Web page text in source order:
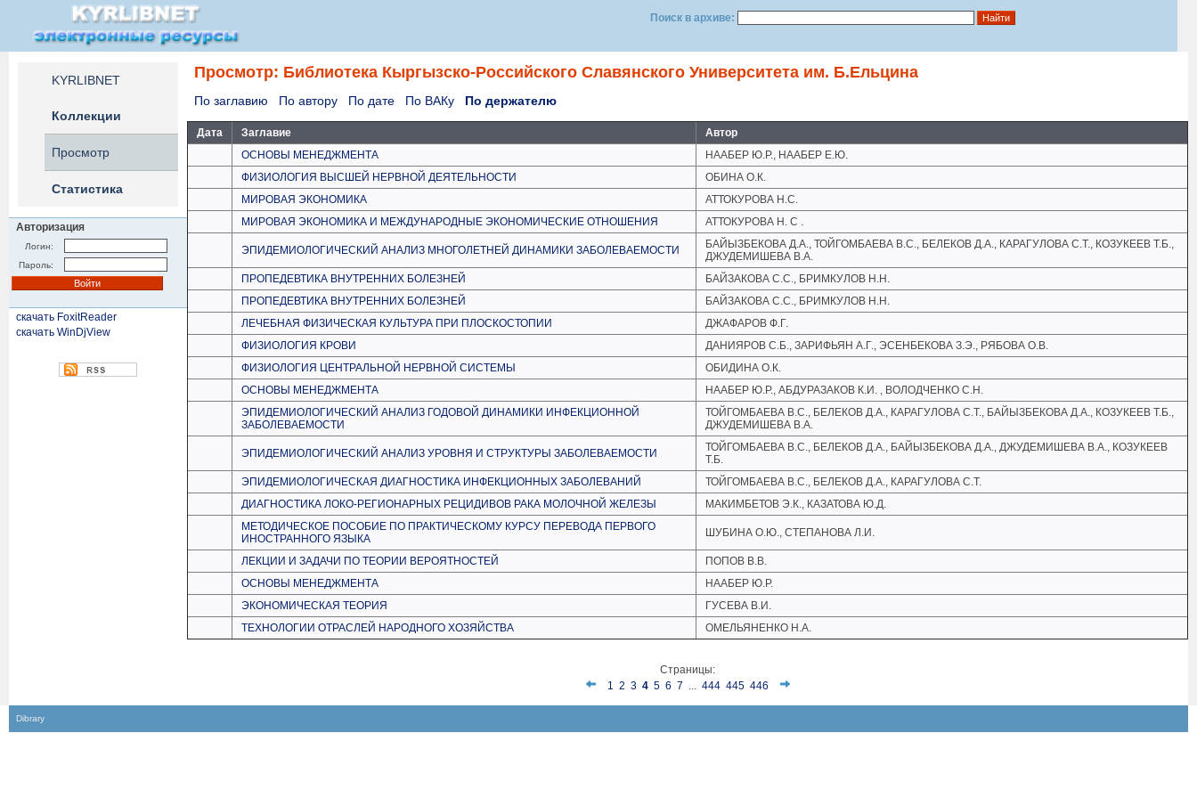
Поиск в архиве:
KYRLIBNET
Коллекции
Просмотр
Статистика
Авторизация
Логин:
Пароль:
скачать FoxitReader
скачать WinDjView
Просмотр: Библиотека Кыргызско-Российского Славянского Университета им. Б.Eльцина
По заглавию По автору По дате По ВАКу По держателю
Дата Заглавие
Автор
ОСНОВЫ МЕНЕДЖМЕНТА
НААБЕР Ю.Р., НААБЕР Е.Ю.
ФИЗИОЛОГИЯ ВЫСШЕЙ НЕРВНОЙ ДЕЯТЕЛЬНОСТИ
ОБИНА О.К.
МИРОВАЯ ЭКОНОМИКА
АТТОКУРОВА Н.С.
МИРОВАЯ ЭКОНОМИКА И МЕЖДУНАРОДНЫЕ ЭКОНОМИЧЕСКИЕ ОТНОШЕНИЯ
АТТОКУРОВА Н. C .
ЭПИДЕМИОЛОГИЧЕСКИЙ АНАЛИЗ МНОГОЛЕТНЕЙ ДИНАМИКИ ЗАБОЛЕВАЕМОСТИ
БАЙЫЗБЕКОВА Д.А., ТОЙГОМБАЕВА В.С., БЕЛЕКОВ Д.А., КАРАГУЛОВА С.Т., КОЗУКЕЕВ Т.Б.,
ДЖУДЕМИШЕВА В.А.
ПРОПЕДЕВТИКА ВНУТРЕННИХ БОЛЕЗНЕЙ
БАЙЗАКОВА С.С., БРИМКУЛОВ Н.Н.
ПРОПЕДЕВТИКА ВНУТРЕННИХ БОЛЕЗНЕЙ
БАЙЗАКОВА С.С., БРИМКУЛОВ Н.Н.
ЛЕЧЕБНАЯ ФИЗИЧЕСКАЯ КУЛЬТУРА ПРИ ПЛОСКОСТОПИИ
ДЖАФАРОВ Ф.Г.
ФИЗИОЛОГИЯ КРОВИ
ДАНИЯРОВ С.Б., ЗАРИФЬЯН А.Г., ЭСЕНБЕКОВА З.Э., РЯБОВА О.В.
ФИЗИОЛОГИЯ ЦЕНТРАЛЬНОЙ НЕРВНОЙ СИСТЕМЫ
ОБИДИНА О.К.
ОСНОВЫ МЕНЕДЖМЕНТА
НААБЕР Ю.Р., АБДУРАЗАКОВ К.И. , ВОЛОДЧЕНКО С.Н.
ЭПИДЕМИОЛОГИЧЕСКИЙ АНАЛИЗ ГОДОВОЙ ДИНАМИКИ ИНФЕКЦИОННОЙ
ЗАБОЛЕВАЕМОСТИ
ТОЙГОМБАЕВА В.С., БЕЛЕКОВ Д.А., КАРАГУЛОВА С.Т., БАЙЫЗБЕКОВА Д.А., КОЗУКЕЕВ Т.Б.,
ДЖУДЕМИШЕВА В.А.
ЭПИДЕМИОЛОГИЧЕСКИЙ АНАЛИЗ УРОВНЯ И СТРУКТУРЫ ЗАБОЛЕВАЕМОСТИ
ТОЙГОМБАЕВА В.С., БЕЛЕКОВ Д.А., БАЙЫЗБЕКОВА Д.А., ДЖУДЕМИШЕВА В.А., КОЗУКЕЕВ
Т.Б.
ЭПИДЕМИОЛОГИЧЕСКАЯ ДИАГНОСТИКА ИНФЕКЦИОННЫХ ЗАБОЛЕВАНИЙ
ТОЙГОМБАЕВА В.С., БЕЛЕКОВ Д.А., КАРАГУЛОВА С.Т.
ДИАГНОСТИКА ЛОКО-РЕГИОНАРНЫХ РЕЦИДИВОВ РАКА МОЛОЧНОЙ ЖЕЛЕЗЫ
МАКИМБЕТОВ Э.К., КАЗАТОВА Ю.Д.
МЕТОДИЧЕСКОЕ ПОСОБИЕ ПО ПРАКТИЧЕСКОМУ КУРСУ ПЕРЕВОДА ПЕРВОГО
ИНОСТРАННОГО ЯЗЫКА
ШУБИНА О.Ю., СТЕПАНОВА Л.И.
ЛЕКЦИИ И ЗАДАЧИ ПО ТЕОРИИ ВЕРОЯТНОСТЕЙ
ПОПОВ В.В.
ОСНОВЫ МЕНЕДЖМЕНТА
НААБЕР Ю.Р.
ЭКОНОМИЧЕСКАЯ ТЕОРИЯ
ГУСЕВА В.И.
ТЕХНОЛОГИИ ОТРАСЛЕЙ НАРОДНОГО ХОЗЯЙСТВА
ОМЕЛЬЯНЕНКО Н.А.
Страницы:
1 2 3 4 5 6 7 ... 444 445 446
Dibrary